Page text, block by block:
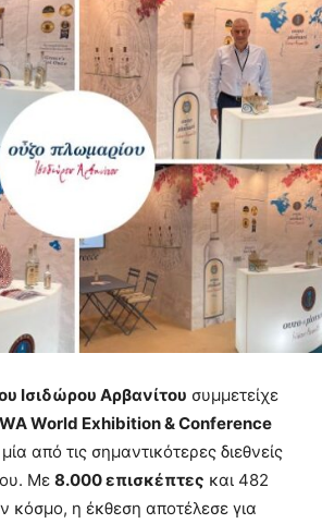
Ισιδώρου Αρβανίτου συμμετείχε
World Exhibition & Conference
από τις σημαντικότερες διεθνείς
Με 8.000 επισκέπτες και 482
κόσμο, η έκθεση αποτέλεσε για